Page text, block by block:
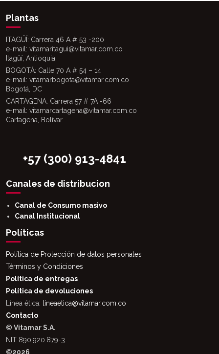
Plantas
ITAGÜÍ: Carrera 46 A # 53 -200
e-mail: vitamaritagui@vitamar.com.co
Itagüí, Antioquia
BOGOTÁ: Calle 70 A # 54 – 14
e-mail: vitamarbogota@vitamar.com.co
Bogotá, DC
CARTAGENA: Carrera 57 # 7A -66
e-mail: vitamarcartagena@vitamar.com.co
Cartagena, Bolívar
+57 (300) 913-4841
Canales de distribucion
Canal de Consumo masivo
Canal Institucional
Políticas
Política de Protección de datos personales
Términos y Condiciones
Política de entregas
Política de devoluciones
Línea ética:
lineaetica@vitamar.com.co
Contacto
© Vitamar S.A.
NIT 890.920.879-3
©2026